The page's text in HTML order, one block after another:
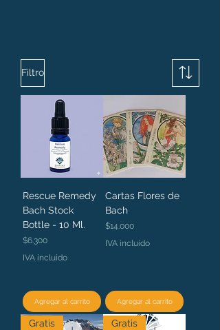
Filtro
Rescue Remedy
Bach Stock
Bottle - 10 Ml.
Precio
$6.300
IVA incluido
Agregar al carrito
Cartas Flores de
Bach
Precio
$14.000
IVA incluido
Agregar al carrito
Gratis Gratis